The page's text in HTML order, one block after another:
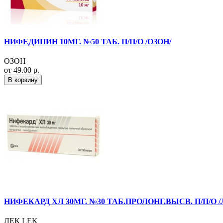
НИФЕДИПИН 10МГ. №50 ТАБ. П/П/О /ОЗОН/
ОЗОН
от 49.00 р.
В корзину
НИФЕКАРД ХЛ 30МГ. №30 ТАБ.ПРОЛОНГ.ВЫСВ. П/П/О /
ЛЕК LEK